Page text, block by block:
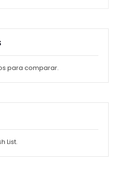
para comparar.
List.